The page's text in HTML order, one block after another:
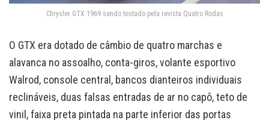
Chrysler GTX 1969 sendo testado pela revista Quatro Rodas
O GTX era dotado de câmbio de quatro marchas e
alavanca no assoalho, conta-giros, volante esportivo
Walrod, console central, bancos dianteiros individuais
reclináveis, duas falsas entradas de ar no capô, teto de
vinil, faixa preta pintada na parte inferior das portas